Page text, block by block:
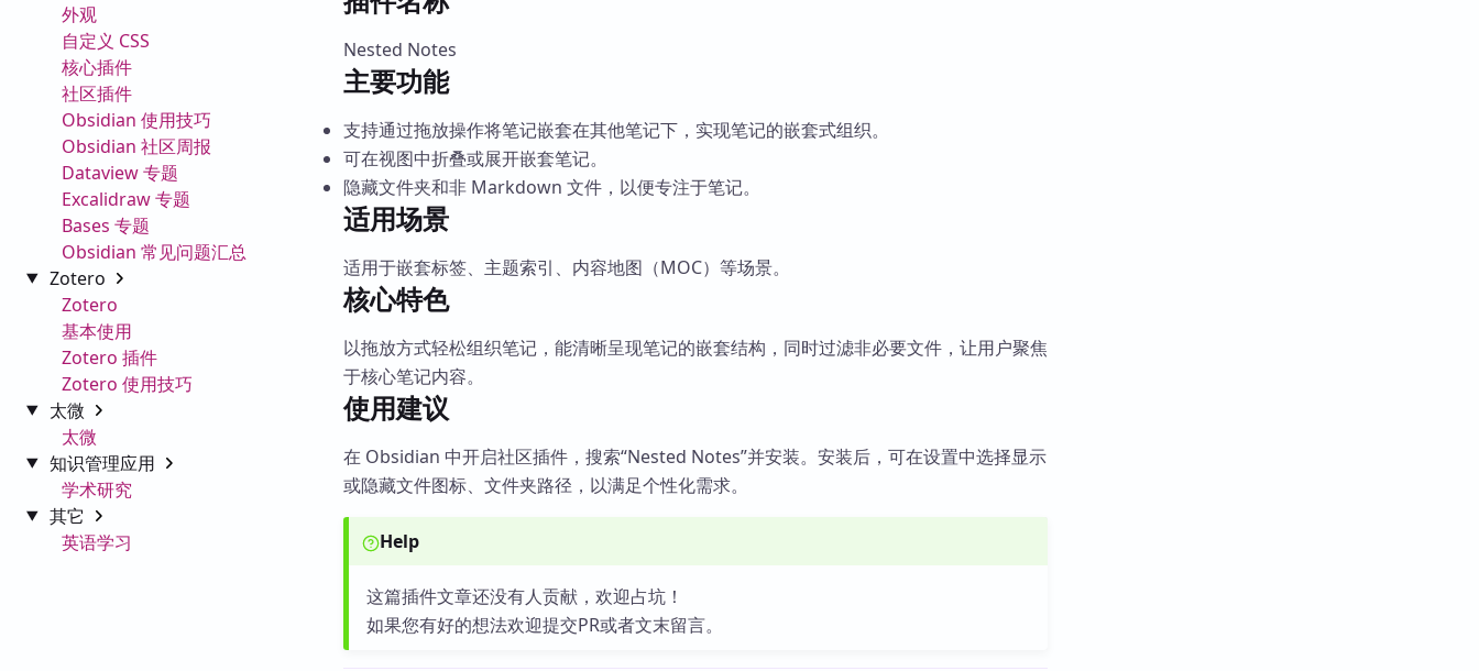
外观
自定义 CSS
核心插件
社区插件
Obsidian 使用技巧
Obsidian 社区周报
Dataview 专题
Excalidraw 专题
Bases 专题
Obsidian 常见问题汇总
Zotero
Zotero
基本使用
Zotero 插件
Zotero 使用技巧
太微
太微
知识管理应用
学术研究
其它
英语学习
Nested Notes
主要功能
支持通过拖放操作将笔记嵌套在其他笔记下，实现笔记的嵌套式组织。
可在视图中折叠或展开嵌套笔记。
隐藏文件夹和非 Markdown 文件，以便专注于笔记。
适用场景
适用于嵌套标签、主题索引、内容地图（MOC）等场景。
核心特色
以拖放方式轻松组织笔记，能清晰呈现笔记的嵌套结构，同时过滤非必要文件，让用户聚焦
于核心笔记内容。
使用建议
在 Obsidian 中开启社区插件，搜索“Nested Notes”并安装。安装后，可在设置中选择显示
或隐藏文件图标、文件夹路径，以满足个性化需求。
Help
这篇插件文章还没有人贡献，欢迎占坑！
如果您有好的想法欢迎提交PR或者文末留言。